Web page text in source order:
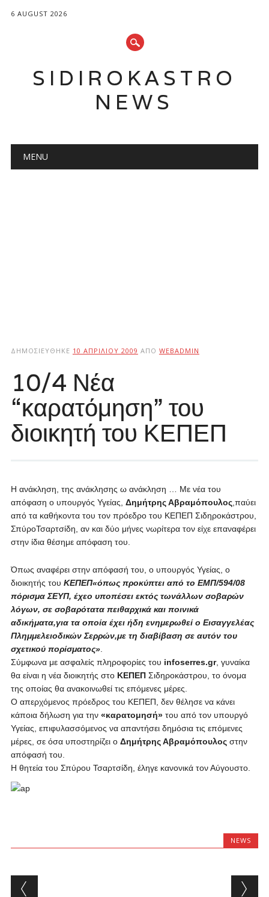
6 AUGUST 2026
SIDIROKASTRO
NEWS
Main menu
MENU
ΔΗΜΟΣΙΕΎΘΗΚΕ 10 ΑΠΡΙΛΊΟΥ 2009 ΑΠΌ WEBADMIN
10/4 Νέα
“καρατόμηση” του
διοικητή του ΚΕΠΕΠ
Η ανάκληση, της ανάκλησης ω ανάκληση … Με νέα του
απόφαση ο υπουργός Υγείας, Δημήτρης Αβραμόπουλος,παύει
από τα καθήκοντα του τον πρόεδρο του ΚΕΠΕΠ Σιδηροκάστρου,
ΣπύροΤσαρτσίδη, αν και δύο μήνες νωρίτερα τον είχε επαναφέρει
στην ίδια θέσημε απόφαση του.
Όπως αναφέρει στην απόφασή του, ο υπουργός Υγείας, ο
διοικητής του ΚΕΠΕΠ«όπως προκύπτει από το ΕΜΠ/594/08
πόρισμα ΣΕΥΠ, έχεο υποπέσει εκτός τωνάλλων σοβαρών
λόγων, σε σοβαρότατα πειθαρχικά και ποινικά
αδικήματα,για τα οποία έχει ήδη ενημερωθεί ο Εισαγγελέας
Πλημμελειοδικών Σερρών,με τη διαβίβαση σε αυτόν του
σχετικού πορίσματος».
Σύμφωνα με ασφαλείς πληροφορίες του infoserres.gr, γυναίκα
θα είναι η νέα διοικητής στο ΚΕΠΕΠΣιδηροκάστρου, το όνομα
της οποίας θα ανακοινωθεί τις επόμενες μέρες.
Ο απερχόμενος πρόεδρος του ΚΕΠΕΠ, δεν θέλησε να κάνει
κάποια δήλωση για την «καρατομησή»του από τον υπουργό
Υγείας, επιφυλασσόμενος να απαντήσει δημόσια τις επόμενες
μέρες, σε όσα υποστηρίζει ο Δημήτρης Αβραμόπουλοςστην
απόφασή του.
Η θητεία του Σπύρου Τσαρτσίδη, έληγε κανονικά τον Αύγουστο.
NEWS
Post navigation